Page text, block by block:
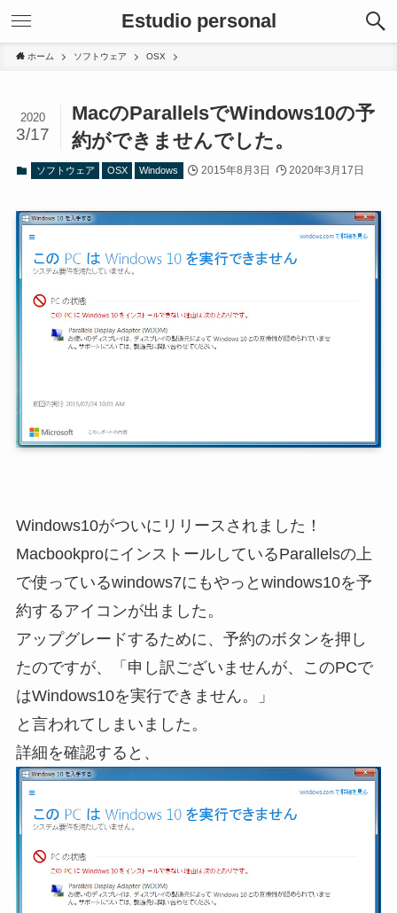
Estudio personal
ホーム ソフトウェア OSX
MacのParallelsでWindows10の予
約ができませんでした。
2020
3/17
ソフトウェア OSX Windows 2015年8月3日 2020年3月17日
Windows10がついにリリースされました！
MacbookproにインストールしているParallelsの上
で使っているwindows7にもやっとwindows10を予
約するアイコンが出ました。
アップグレードするために、予約のボタンを押し
たのですが、「申し訳ございませんが、このPCで
はWindows10を実行できません。」
と言われてしまいました。
詳細を確認すると、